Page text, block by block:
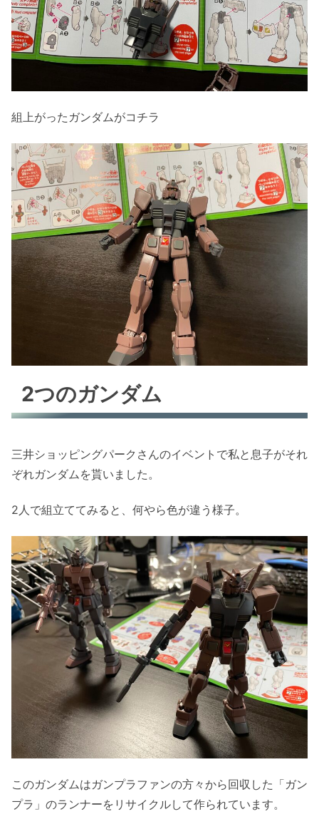
組上がったガンダムがコチラ
2つのガンダム
三井ショッピングパークさんのイベントで私と息子がそれ
ぞれガンダムを貰いました。
2人で組立ててみると、何やら色が違う様子。
このガンダムはガンプラファンの方々から回収した「ガン
プラ」のランナーをリサイクルして作られています。